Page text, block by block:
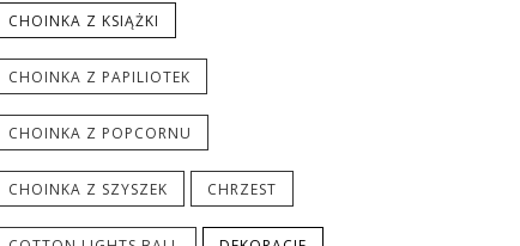
CHOINKA Z KSIĄŻKI
CHOINKA Z PAPILIOTEK
CHOINKA Z POPCORNU
CHOINKA Z SZYSZEK CHRZEST